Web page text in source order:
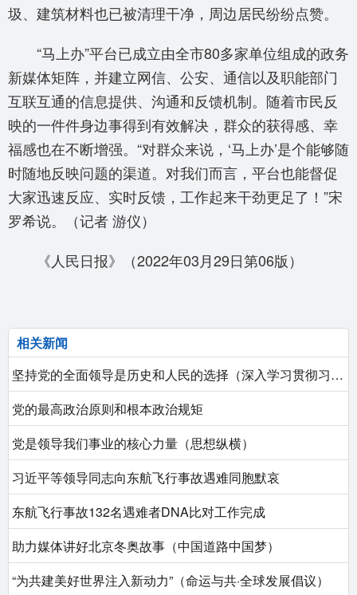
圾、建筑材料也已被清理干净，周边居民纷纷点赞。
“马上办”平台已成立由全市80多家单位组成的政务
新媒体矩阵，并建立网信、公安、通信以及职能部门
互联互通的信息提供、沟通和反馈机制。随着市民反
映的一件件身边事得到有效解决，群众的获得感、幸
福感也在不断增强。“对群众来说，‘马上办’是个能够随
时随地反映问题的渠道。对我们而言，平台也能督促
大家迅速反应、实时反馈，工作起来干劲更足了！”宋
罗希说。（记者 游仪）
《人民日报》（2022年03月29日第06版）
相关新闻
坚持党的全面领导是历史和人民的选择（深入学习贯彻习近平新时代中国特色社会主义思想）
党的最高政治原则和根本政治规矩
党是领导我们事业的核心力量（思想纵横）
习近平等领导同志向东航飞行事故遇难同胞默哀
东航飞行事故132名遇难者DNA比对工作完成
助力媒体讲好北京冬奥故事（中国道路中国梦）
“为共建美好世界注入新动力”（命运与共·全球发展倡议）